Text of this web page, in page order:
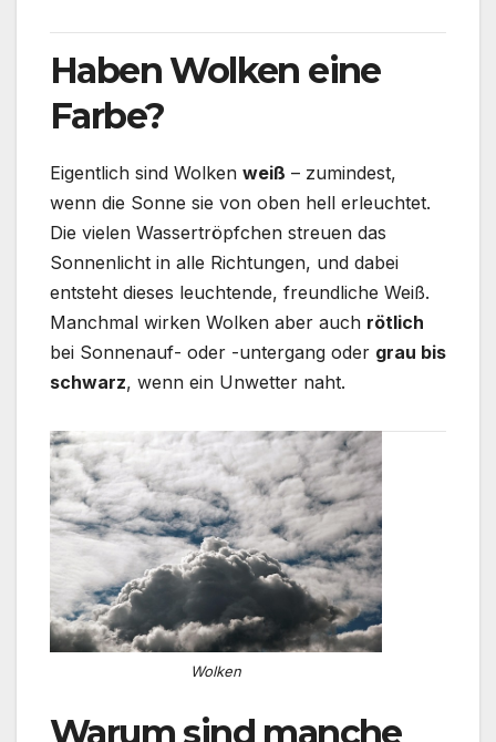
Haben Wolken eine
Farbe?
Eigentlich sind Wolken weiß – zumindest,
wenn die Sonne sie von oben hell erleuchtet.
Die vielen Wassertröpfchen streuen das
Sonnenlicht in alle Richtungen, und dabei
entsteht dieses leuchtende, freundliche Weiß.
Manchmal wirken Wolken aber auch rötlich
bei Sonnenauf- oder -untergang oder grau bis
schwarz, wenn ein Unwetter naht.
Wolken
Warum sind manche